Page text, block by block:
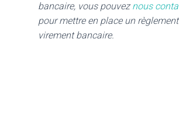
bancaire, vous pouvez nous
pour mettre en place un
virement bancaire.